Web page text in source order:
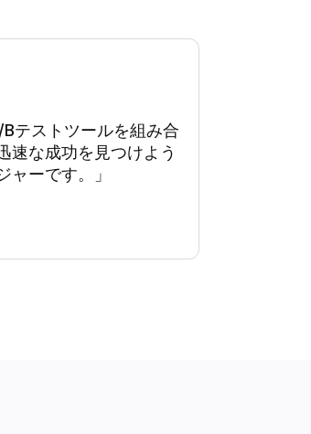
テストツールを組み合
速な成功を見つけよう
ャーです。」